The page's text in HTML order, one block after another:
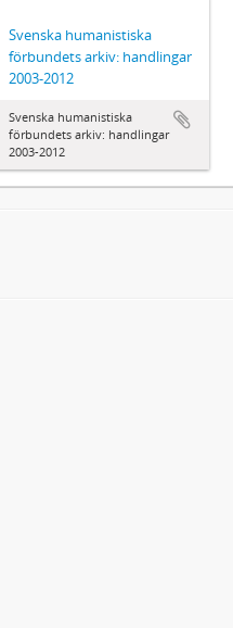
Svenska humanistiska
förbundets arkiv: handlingar
2003-2012
Svenska humanistiska
förbundets arkiv: handlingar
2003-2012